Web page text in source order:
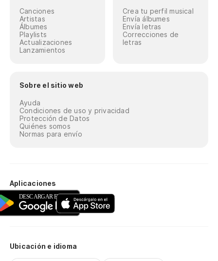
Canciones
Artistas
Álbumes
Playlists
Actualizaciones
Lanzamientos
Crea tu perfil musical
Envía álbumes
Envía letras
Correcciones de
letras
Sobre el sitio web
Ayuda
Condiciones de uso y privacidad
Protección de Datos
Quiénes somos
Normas para envío
Aplicaciones
Ubicación e idioma